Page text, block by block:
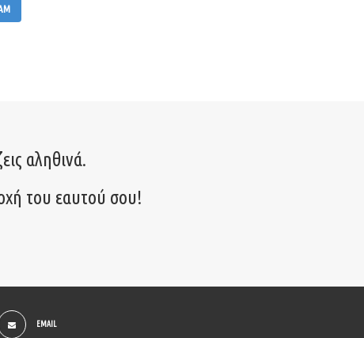
αληθινά.
του εαυτού σου!
EMAIL